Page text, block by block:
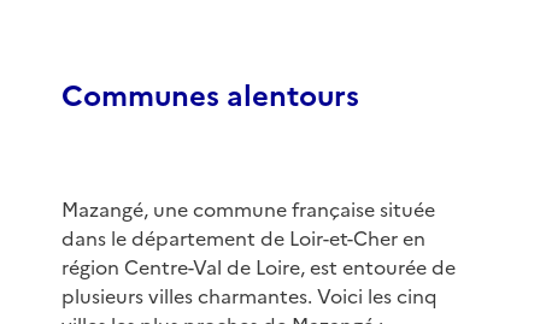
Communes alentours
Mazangé, une commune française située
dans le département de Loir-et-Cher en
région Centre-Val de Loire, est entourée de
plusieurs villes charmantes. Voici les cinq